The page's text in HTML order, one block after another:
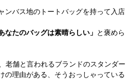
ンバス地のトートバッグを持って入店
あなたのバッグは素晴らしい」 と褒めら
老舗と言われるブランドのスタンダー
の理由がある、そうおっしゃっている